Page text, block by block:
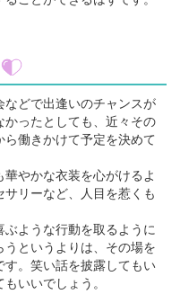
どで出逢いのチャンスが
かったとしても、近々その
働きかけて予定を決めて
やかな衣装を心がけるよ
リーなど、人目を惹くも
ような行動を取るように
というよりは、その場を
。笑い話を披露してもい
いいでしょう。